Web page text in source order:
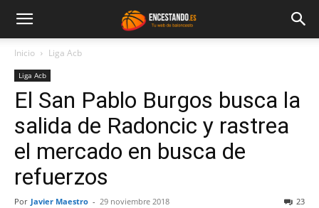
Inicio Liga Acb
Liga Acb
El San Pablo Burgos busca la
salida de Radoncic y rastrea
el mercado en busca de
refuerzos
Por Javier Maestro - 29 noviembre 2018 23